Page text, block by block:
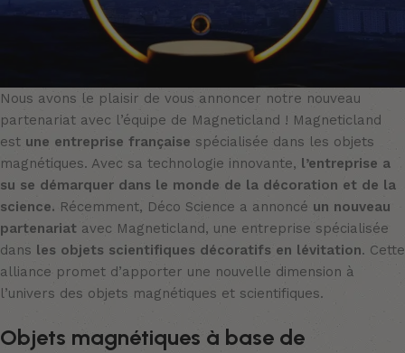
Nous avons le plaisir de vous annoncer notre nouveau
partenariat avec l’équipe de Magneticland ! Magneticland
est une entreprise française spécialisée dans les objets
magnétiques. Avec sa technologie innovante, l’entreprise a
su se démarquer dans le monde de la décoration et de la
science. Récemment, Déco Science a annoncé un nouveau
partenariat avec Magneticland, une entreprise spécialisée
dans les objets scientifiques décoratifs en lévitation. Cette
alliance promet d’apporter une nouvelle dimension à
l’univers des objets magnétiques et scientifiques.
Objets magnétiques à base de